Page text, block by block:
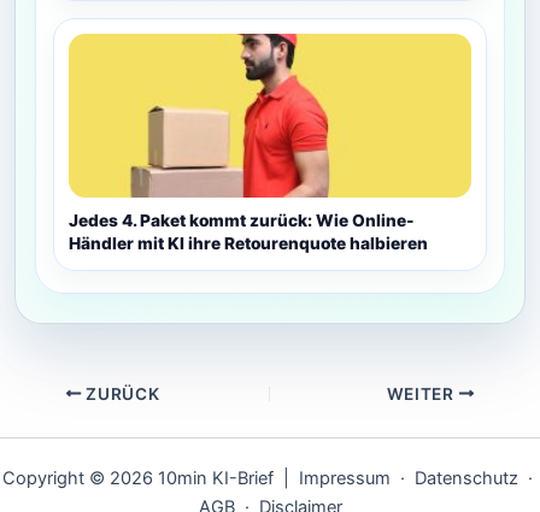
Jedes 4. Paket kommt zurück: Wie Online-
Händler mit KI ihre Retourenquote halbieren
ZURÜCK WEITER
Copyright © 2026 10min KI-Brief | Impressum · Datenschutz ·
AGB· Disclaimer